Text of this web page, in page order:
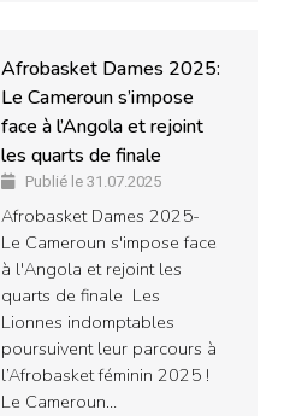
Afrobasket Dames 2025:
Le Cameroun s’impose
face à l’Angola et rejoint
les quarts de finale
Publié le 31.07.2025
Afrobasket Dames 2025-
Le Cameroun s'impose face
à l'Angola et rejoint les
quarts de finale Les
Lionnes indomptables
poursuivent leur parcours à
l’Afrobasket féminin 2025 !
Le Cameroun…